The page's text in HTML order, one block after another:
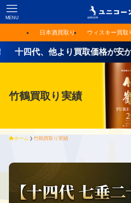
MENU
日本酒買取り ウィスキー買取
、他より買取価格が安かった
竹鶴買取り実績
ホーム 竹鶴買取り実績